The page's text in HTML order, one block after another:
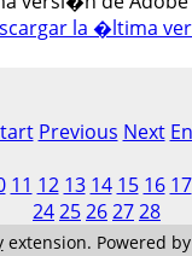
la �ltima
Previous Next
11 12 13 14 15 16 17
2425262728
extension. Powered